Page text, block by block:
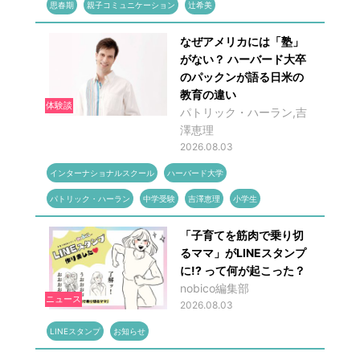
思春期 親子コミュニケーション 辻希美
体験談
なぜアメリカには「塾」
がない？ ハーバード大卒
のパックンが語る日米の
教育の違い
パトリック・ハーラン,吉
澤恵理
2026.08.03
インターナショナルスクール ハーバード大学
パトリック・ハーラン 中学受験 吉澤恵理 小学生
ニュース
「子育てを筋肉で乗り切
るママ」がLINEスタンプ
に!? って何が起こった？
nobico編集部
2026.08.03
LINEスタンプ お知らせ